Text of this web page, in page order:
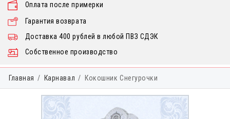
Собственное производство
Оплата после примерки
Гарантия возврата
Доставка 400 рублей в любой ПВЗ СДЭК
Главная Карнавал Кокошник Снегурочки